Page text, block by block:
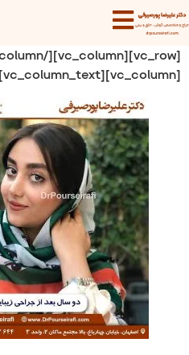
[vc_column][vc_column_text]